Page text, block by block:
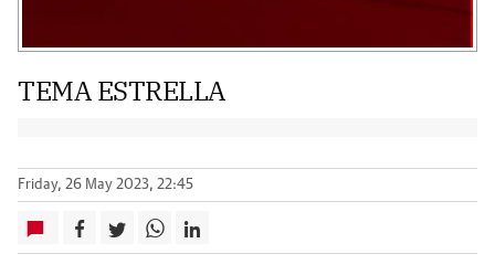
TEMA ESTRELLA
Friday, 26 May 2023, 22:45